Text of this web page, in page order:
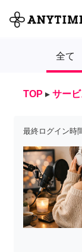
全て
TOP ▸ サー
最終ログイン時